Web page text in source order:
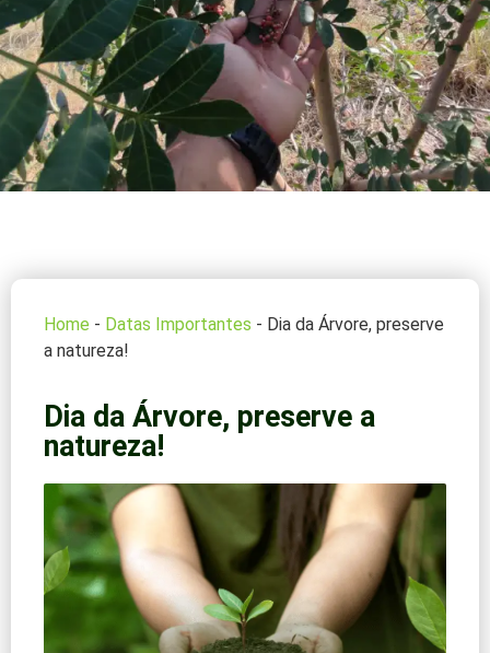
Home - Datas Importantes - Dia da Árvore, preserve
a natureza!
Dia da Árvore, preserve a
natureza!